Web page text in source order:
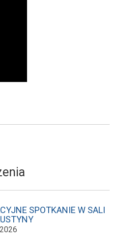
SPOTKANIE W SALI